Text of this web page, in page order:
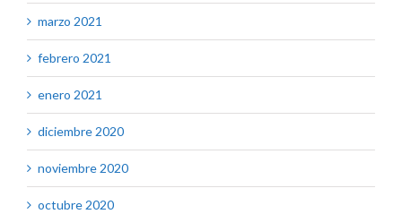
marzo 2021
febrero 2021
enero 2021
diciembre 2020
noviembre 2020
octubre 2020